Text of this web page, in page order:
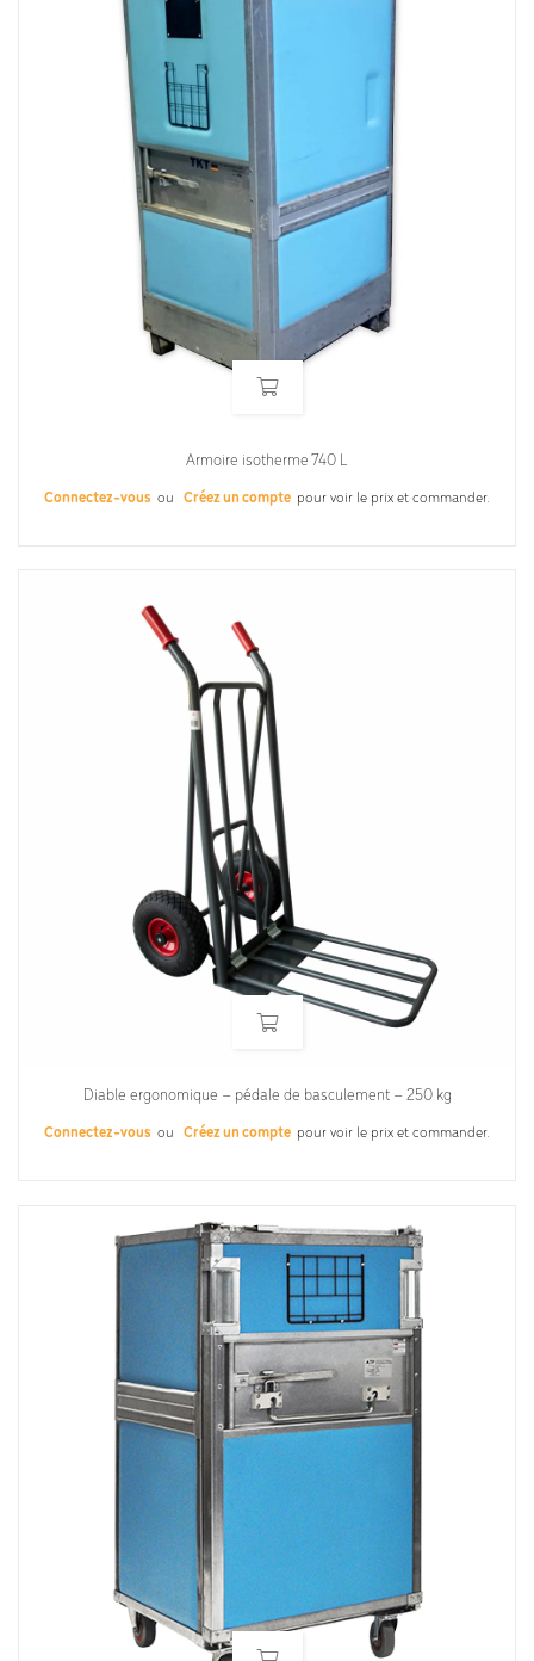
Armoire isotherme 740 L
Connectez-vous ou Créez un compte pour voir le prix et commander.
Diable ergonomique – pédale de basculement – 250 kg
Connectez-vous ou Créez un compte pour voir le prix et commander.